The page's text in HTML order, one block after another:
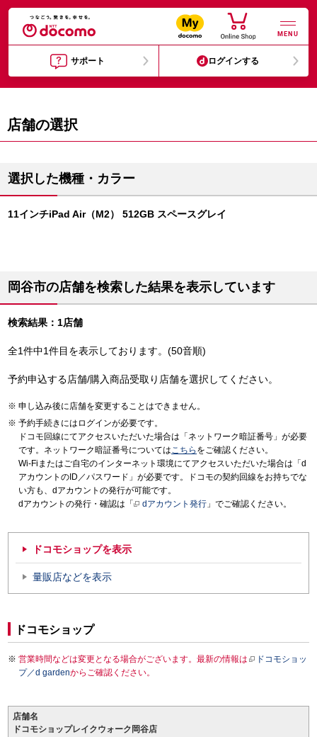
MENU
サポート ログインする
店舗の選択
選択した機種・カラー
11インチiPad Air（M2） 512GB スペースグレイ
岡谷市の店舗を検索した結果を表示しています
検索結果：1店舗
全1件中1件目を表示しております。(50音順)
予約申込する店舗/購入商品受取り店舗を選択してください。
申し込み後に店舗を変更することはできません。
予約手続きにはログインが必要です。
ドコモ回線にてアクセスいただいた場合は「ネットワーク暗証番号」が必要
です。ネットワーク暗証番号についてはこちら をご確認ください。
Wi-Fiまたはご自宅のインターネット環境にてアクセスいただいた場合は「d
アカウントのID／パスワード」が必要です。ドコモの契約回線をお持ちでな
い方も、dアカウントの発行が可能です。
dアカウントの発行・確認は「
dアカウント発行 」でご確認ください。
ドコモショップを表示
量販店などを表示
ドコモショップ
営業時間などは変更となる場合がございます。最新の情報は
ドコモショッ
プ／d gardenからご確認ください。
店舗名
ドコモショップレイクウォーク岡谷店